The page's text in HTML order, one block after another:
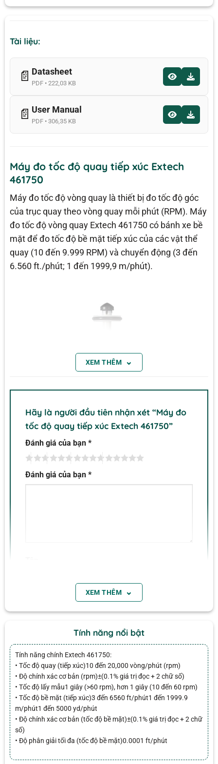
Tài liệu:
📄 Datasheet
PDF • 222,03 KB
📄 User Manual
PDF • 306,35 KB
Máy đo tốc độ quay tiếp xúc Extech
461750
Máy đo tốc độ vòng quay là thiết bị đo tốc độ góc
của trục quay theo vòng quay mỗi phút (RPM). Máy
đo tốc độ vòng quay Extech 461750 có bánh xe bề
mặt để đo tốc độ bề mặt tiếp xúc của các vật thể
quay (10 đến 9.999 RPM) và chuyển động (3 đến
6.560 ft./phút; 1 đến 1999,9 m/phút).
Tính năng sản phẩm
• Màn hình LCD lớn dễ đọc (99.999 số đếm)
• Tự động điều chỉnh phạm vi với độ chính xác cơ
• Thiết kế công thái học và vỏ máy bỏ túi có bảo vệ
quay bằng đầu cảm biến và đọc
• Mô hình tiếp xúc 461750 với bánh xe bề mặt cho
phép máy đo tốc độ đo tốc độ bề mặt tuyến tính
theo ft/phút,
m/phút và yd/phút
• Mô hình chùm sáng tích hợp không tiếp xúc
461700 với phạm vi đo lý tưởng lên đến khoảng
cách 6″ (150mm)
• Phụ kiện: Hoàn thành với pin 9V; 461700 bao gồm
băng phản quang và 461750 bao gồm bánh xe bề
XEM THÊM ⌄
Hãy là người đầu tiên nhận xét “Máy đo
tốc độ quay tiếp xúc Extech 461750”
Đánh giá của bạn *
Đánh giá của bạn *
Đánh giá
Chưa có đánh giá nào.
XEM THÊM ⌄
Tính năng nổi bật
Tính năng chính Extech 461750:
• Tốc độ quay (tiếp xúc)10 đến 20,000 vòng/phút (rpm)
• Độ chính xác cơ bản (rpm)±(0.1% giá trị đọc + 2 chữ số)
• Tốc độ lấy mẫu1 giây (>60 rpm), hơn 1 giây (10 đến 60 rpm)
• Tốc độ bề mặt (tiếp xúc)3 đến 6560 ft/phút1 đến 1999.9
m/phút1 đến 5000 yd/phút
• Độ chính xác cơ bản (tốc độ bề mặt)±(0.1% giá trị đọc + 2 chữ
số)
• Độ phân giải tối đa (tốc độ bề mặt)0.0001 ft/phút